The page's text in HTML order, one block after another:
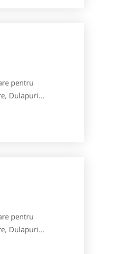
pentru
Dulapuri...
pentru
Dulapuri...